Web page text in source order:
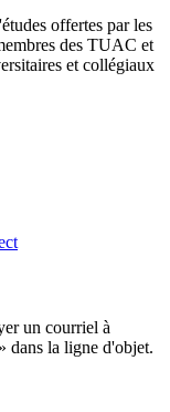
offertes par les
des TUAC et
et collégiaux
un courriel à
» dans la ligne d'objet.